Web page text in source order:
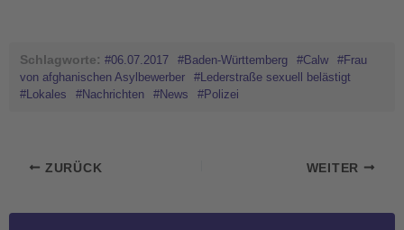
Schlagworte: #06.07.2017 #Baden-Württemberg #Calw
#Frau
von afghanischen Asylbewerber
#Lederstraße sexuell belästigt
#Lokales
#Nachrichten #News #Polizei
ZURÜCK WEITER